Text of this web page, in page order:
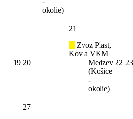
okolie)
19 20
21
Zvoz Plast,
Kov a VKM
Medzev
(Košice
-
okolie)
22 23
27